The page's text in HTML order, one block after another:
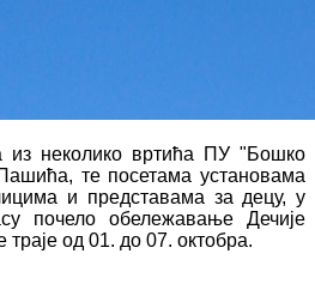
неколико вртића ПУ "Бошко
те посетама установама
и представама за децу, у
почело обележавање Дечије
од 01. до 07. октобра.